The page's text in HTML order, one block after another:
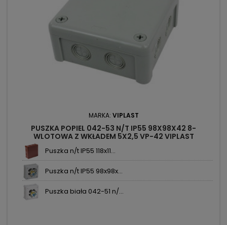
MARKA: VIPLAST
PUSZKA POPIEL 042-53 N/T IP55 98X98X42 8-
WLOTOWA Z WKŁADEM 5X2,5 VP-42 VIPLAST
Puszka n/t IP55 118x11...
Puszka n/t IP55 98x98x...
Puszka biała 042-51 n/...